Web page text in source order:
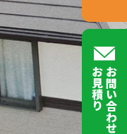
お問い合わせ
お見積り